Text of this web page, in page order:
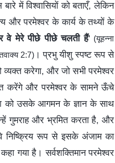
में विश्वासियों को बताएँ, लेकिन
और परमेश्वर के कार्य के तथ्यों के
वे मेरे पीछे पीछे चलती हैं' (यूहन्ना
2:7)। प्रभु यीशु स्पष्ट रूप से
करेगा, और जो सभी परमेश्वर
करेंगे और परमेश्वर के सामने ऊँचे
को उसके आगमन के ज्ञान के साथ
गुमराह और भ्रमित करता है, और
निष्क्रिय रूप से इसके अंजाम का
गया है। सर्वशक्तिमान परमेश्वर